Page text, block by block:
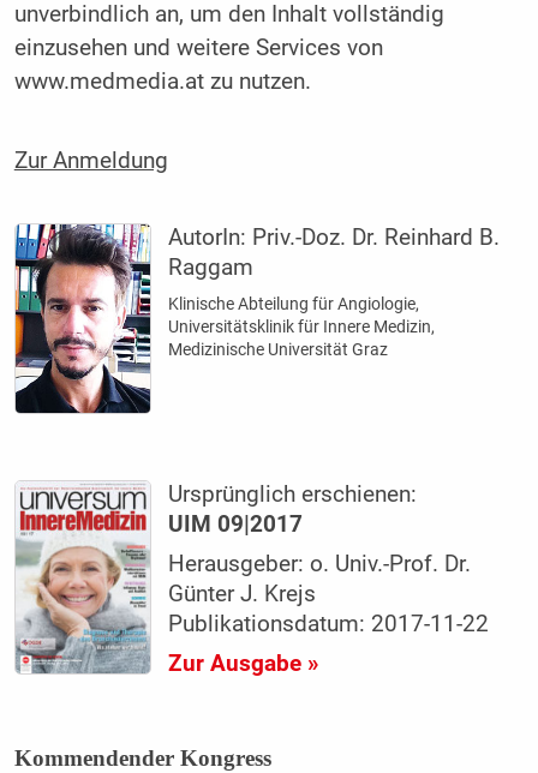
unverbindlich an, um den Inhalt vollständig
einzusehen und weitere Services von
www.medmedia.at zu nutzen.
Zur Anmeldung
AutorIn: Priv.-Doz. Dr. Reinhard B.
Raggam
Klinische Abteilung für Angiologie,
Universitätsklinik für Innere Medizin,
Medizinische Universität Graz
Ursprünglich erschienen:
UIM 09|2017
Herausgeber: o. Univ.-Prof. Dr.
Günter J. Krejs
Publikationsdatum: 2017-11-22
Zur Ausgabe »
Kommendender Kongress